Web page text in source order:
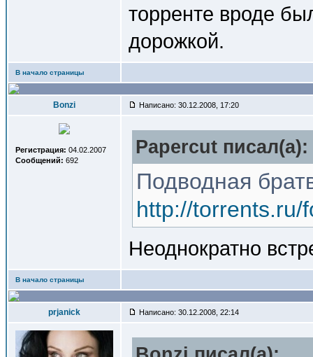
торренте вроде
дорожкой.
В начало страницы
Bonzi Написано: 30.12.2008, 17:20
Регистрация: 04.02.2007
Сообщений: 692
Papercut писал(a):
Подводная
http://torrents.ru/
Неоднократно
В начало страницы
prjanick Написано: 30.12.2008, 22:14